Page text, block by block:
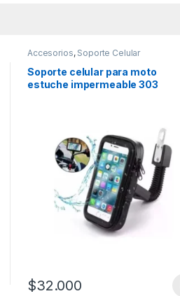
Accesorios, Soporte Celular
Soporte celular para moto
estuche impermeable 303
$32.000
Este producto tiene múltiples